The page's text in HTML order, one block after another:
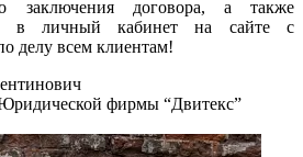
заключения договора, а также
в личный кабинет на сайте с
делу всем клиентам!
фирмы “Двитекс”